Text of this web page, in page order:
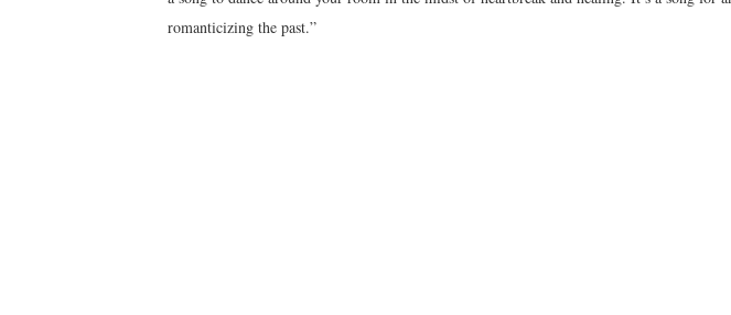
romanticizing the past.”